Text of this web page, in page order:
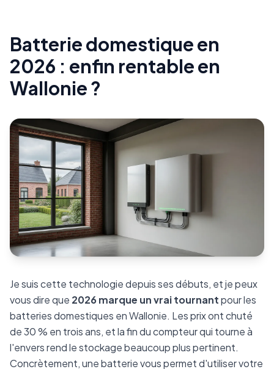
Batterie domestique en
2026 : enfin rentable en
Wallonie ?
Je suis cette technologie depuis ses débuts, et je peux
vous dire que 2026 marque un vrai tournantpour les
batteries domestiques en Wallonie. Les prix ont chuté
de 30 % en trois ans, et la fin du compteur qui tourne à
l'envers rend le stockage beaucoup plus pertinent.
Concrètement, une batterie vous permet d'utiliser votre